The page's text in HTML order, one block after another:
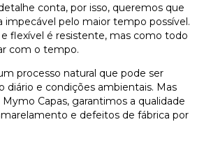
conta, por isso, queremos que
impecável pelo maior tempo possível.
flexível é resistente, mas como todo
com o tempo.
processo natural que pode ser
diário e condições ambientais. Mas
Capas, garantimos a qualidade
e defeitos de fábrica por